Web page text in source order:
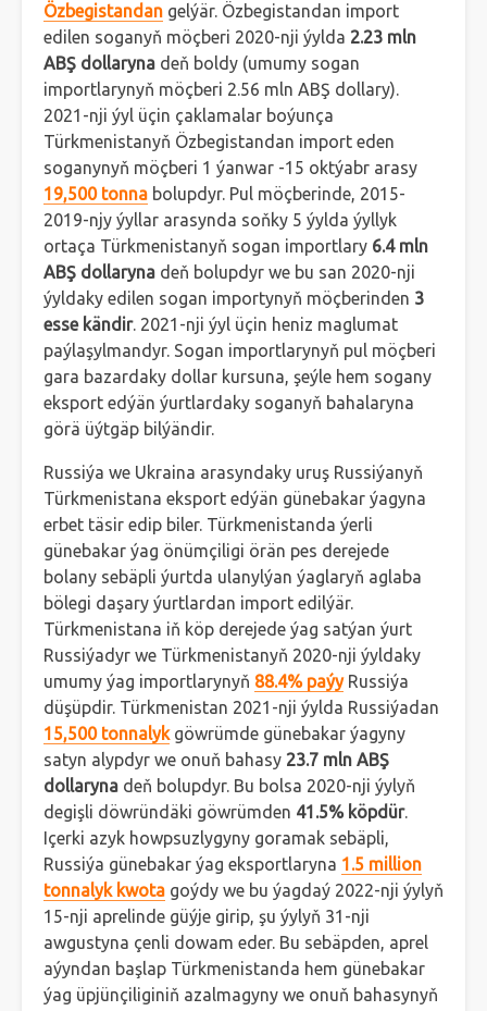
Özbegistandan gelýär. Özbegistandan import
edilen soganyň möçberi 2020-nji ýylda 2.23 mln
ABŞ dollaryna deň boldy (umumy sogan
importlarynyň möçberi 2.56 mln ABŞ dollary).
2021-nji ýyl üçin çaklamalar boýunça
Türkmenistanyň Özbegistandan import eden
soganynyň möçberi 1 ýanwar -15 oktýabr arasy
19,500 tonna bolupdyr. Pul möçberinde, 2015-
2019-njy ýyllar arasynda soňky 5 ýylda ýyllyk
ortaça Türkmenistanyň sogan importlary 6.4 mln
ABŞ dollaryna deň bolupdyr we bu san 2020-nji
ýyldaky edilen sogan importynyň möçberinden 3
esse kändir. 2021-nji ýyl üçin heniz maglumat
paýlaşylmandyr. Sogan importlarynyň pul möçberi
gara bazardaky dollar kursuna, şeýle hem sogany
eksport edýän ýurtlardaky soganyň bahalaryna
görä üýtgäp bilýändir.
Russiýa we Ukraina arasyndaky uruş Russiýanyň
Türkmenistana eksport edýän günebakar ýagyna
erbet täsir edip biler. Türkmenistanda ýerli
günebakar ýag önümçiligi örän pes derejede
bolany sebäpli ýurtda ulanylýan ýaglaryň aglaba
bölegi daşary ýurtlardan import edilýär.
Türkmenistana iň köp derejede ýag satýan ýurt
Russiýadyr we Türkmenistanyň 2020-nji ýyldaky
umumy ýag importlarynyň 88.4% paýy Russiýa
düşüpdir. Türkmenistan 2021-nji ýylda Russiýadan
15,500 tonnalykgöwrümde günebakar ýagyny
satyn alypdyr we onuň bahasy 23.7 mln ABŞ
dollaryna deň bolupdyr. Bu bolsa 2020-nji ýylyň
degişli döwründäki göwrümden 41.5% köpdür.
Içerki azyk howpsuzlygyny goramak sebäpli,
Russiýa günebakar ýag eksportlaryna 1.5 million
tonnalyk kwota goýdy we bu ýagdaý 2022-nji ýylyň
15-nji aprelinde güýje girip, şu ýylyň 31-nji
awgustyna çenli dowam eder. Bu sebäpden, aprel
aýyndan başlap Türkmenistanda hem günebakar
ýag üpjünçiliginiň azalmagyny we onuň bahasynyň